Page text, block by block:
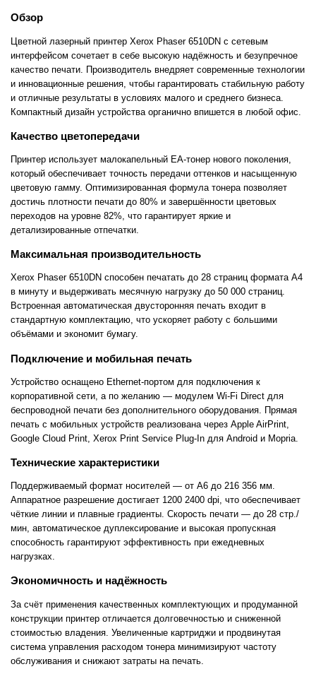
Обзор
Цветной лазерный принтер Xerox Phaser 6510DN с сетевым
интерфейсом сочетает в себе высокую надёжность и безупречное
качество печати. Производитель внедряет современные технологии
и инновационные решения, чтобы гарантировать стабильную работу
и отличные результаты в условиях малого и среднего бизнеса.
Компактный дизайн устройства органично впишется в любой офис.
Качество цветопередачи
Принтер использует малокапельный EA-тонер нового поколения,
который обеспечивает точность передачи оттенков и насыщенную
цветовую гамму. Оптимизированная формула тонера позволяет
достичь плотности печати до 80% и завершённости цветовых
переходов на уровне 82%, что гарантирует яркие и
детализированные отпечатки.
Максимальная производительность
Xerox Phaser 6510DN способен печатать до 28 страниц формата A4
в минуту и выдерживать месячную нагрузку до 50 000 страниц.
Встроенная автоматическая двусторонняя печать входит в
стандартную комплектацию, что ускоряет работу с большими
объёмами и экономит бумагу.
Подключение и мобильная печать
Устройство оснащено Ethernet-портом для подключения к
корпоративной сети, а по желанию — модулем Wi-Fi Direct для
беспроводной печати без дополнительного оборудования. Прямая
печать с мобильных устройств реализована через Apple AirPrint,
Google Cloud Print, Xerox Print Service Plug-In для Android и Mopria.
Технические характеристики
Поддерживаемый формат носителей — от A6 до 216 356 мм.
Аппаратное разрешение достигает 1200 2400 dpi, что обеспечивает
чёткие линии и плавные градиенты. Скорость печати — до 28 стр./
мин, автоматическое дуплексирование и высокая пропускная
способность гарантируют эффективность при ежедневных
нагрузках.
Экономичность и надёжность
За счёт применения качественных комплектующих и продуманной
конструкции принтер отличается долговечностью и сниженной
стоимостью владения. Увеличенные картриджи и продвинутая
система управления расходом тонера минимизируют частоту
обслуживания и снижают затраты на печать.